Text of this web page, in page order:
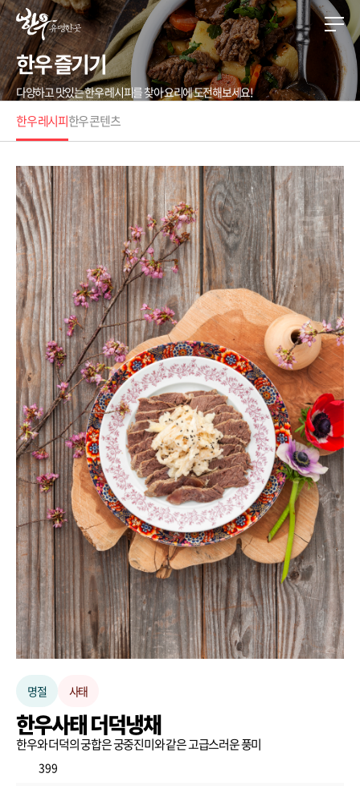
한우 즐기기
다양하고 맛있는 한우 레시피를 찾아 요리에 도전해보세요!
한우 레시피한우 콘텐츠
명절 사태
한우사태 더덕냉채
한우와 더덕의 궁합은 궁중진미와 같은 고급스러운 풍미
399